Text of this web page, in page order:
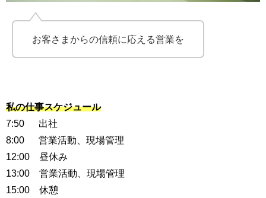
お客さまからの信頼に応える営業を
私の仕事スケジュール
7:50 出社
8:00 営業活動、現場管理
12:00 昼休み
13:00 営業活動、現場管理
15:00 休憩